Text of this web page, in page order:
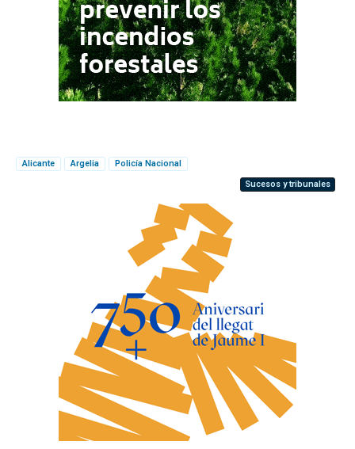
Alicante Argelia
Policía Nacional
Sucesos y tribunales